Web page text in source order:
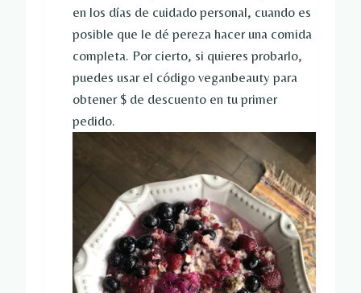
en los días de cuidado personal, cuando es
posible que le dé pereza hacer una comida
completa. Por cierto, si quieres probarlo,
puedes usar el código veganbeauty para
obtener $ de descuento en tu primer
pedido.